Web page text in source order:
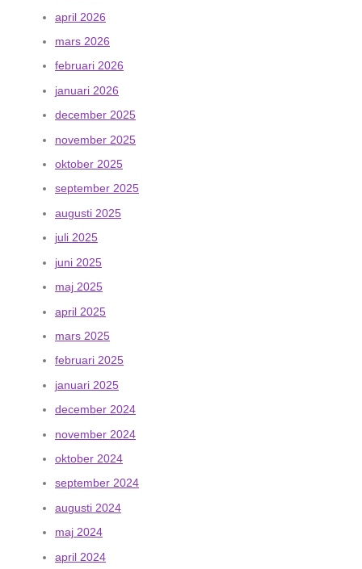
april 2026
mars 2026
februari 2026
januari 2026
december 2025
november 2025
oktober 2025
september 2025
augusti 2025
juli 2025
juni 2025
maj 2025
april 2025
mars 2025
februari 2025
januari 2025
december 2024
november 2024
oktober 2024
september 2024
augusti 2024
maj 2024
april 2024